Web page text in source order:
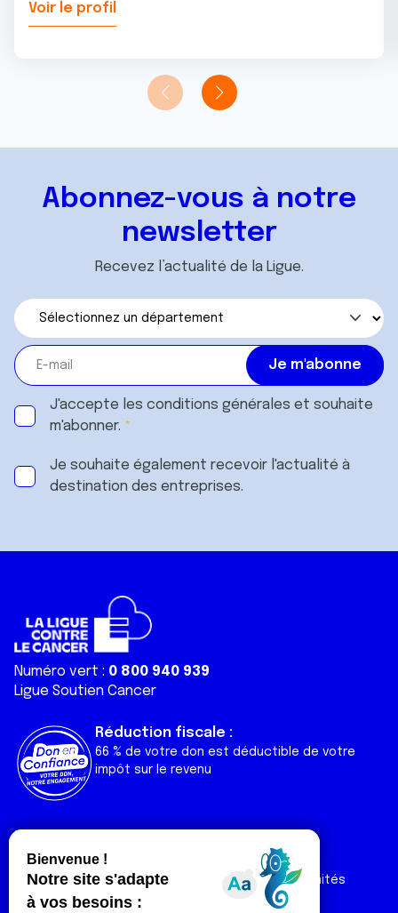
Voir le profil
Abonnez-vous à notre
newsletter
Recevez l’actualité de la Ligue.
J'accepte les conditions générales et souhaite
m'abonner.
Je souhaite également recevoir l'actualité à
destination des entreprises.
Numéro vert : 0 800 940 939
Ligue Soutien Cancer
Réduction fiscale :
66 % de votre don est déductible de votre
impôt sur le revenu
Liens utiles
Nos actualités
Nos publications
Contact
Espace Ligue & comités
Espace chercheur